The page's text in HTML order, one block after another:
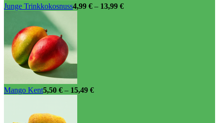
Junge Trinkkokosnuss4,99 € – 13,99 €
Mango Kent5,50 € – 15,49 €